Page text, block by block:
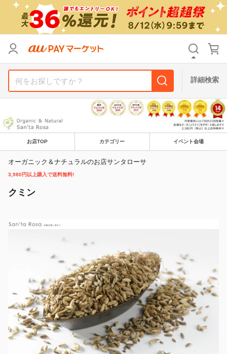
詳細検索
お店TOP カテゴリー イベント会場
オーガニック＆ナチュラルのお店サンタローサ
3,980円以上購入で送料無料!
クミン
支払い方法
その他の条件
送料無料
Pontaパス特典対象すべて ポイントUPセレクトのみ
リセット
支払い方法
その他の条件
送料無料
Pontaパス特典対象すべて ポイントUPセレクトのみ